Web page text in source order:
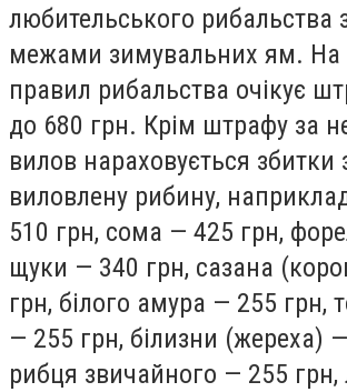
любительського рибальства
межами зимувальних ям. На
правил рибальства очікує
до 680 грн. Крім штрафу за
вилов нараховується збитки
виловлену рибину,
510 грн, сома — 425 грн,
щуки — 340 грн, сазана
грн, білого амура — 255 грн,
— 255 грн, білизни (жереха)
рибця звичайного — 255